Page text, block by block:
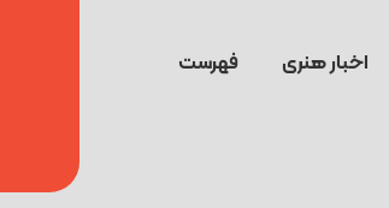
اخبار هنری فهرست